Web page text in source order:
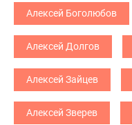
Алексей Боголюбов
Алексей Долгов
Алексей Зайцев
Алексей Зверев